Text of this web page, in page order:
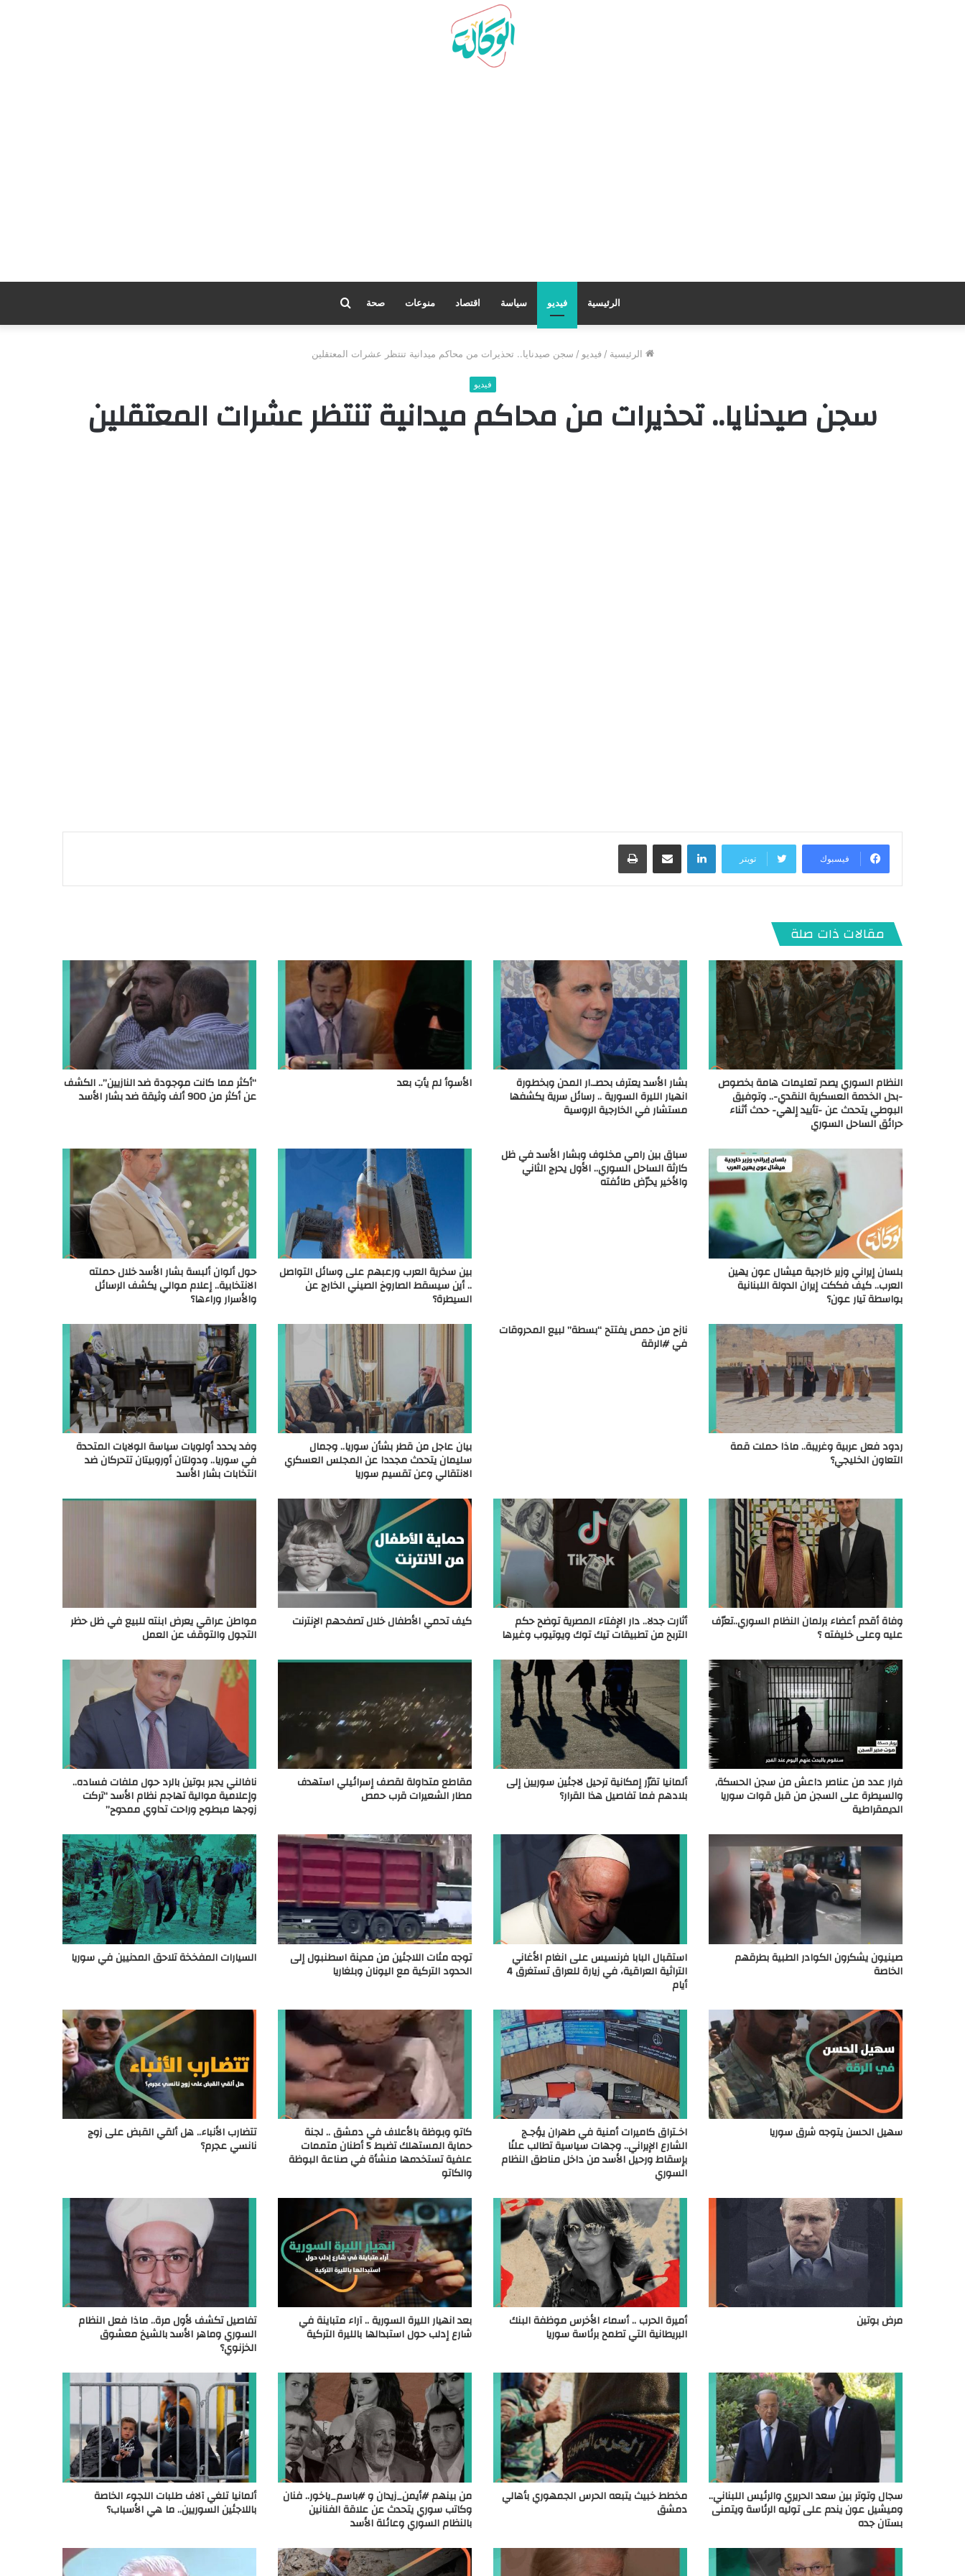
الرئيسية فيديو سياسة اقتصاد منوعات صحة
الرئيسية / فيديو / سجن صيدنايا.. تحذيرات من محاكم ميدانية تنتظر عشرات المعتقلين
فيديو
سجن صيدنايا.. تحذيرات من محاكم ميدانية تنتظر عشرات المعتقلين
فيسبوك تويتر
لينكدإن
مقالات ذات صلة
النظام السوري يصدر تعليمات هامة بخصوص
-بدل الخدمة العسكرية النقدي-.. وتوفيق
البوطي يتحدث عن -تأييد إلهي- حدث أثناء
حرائق الساحل السوري
بشار الأسد يعترف بحصـ.ار المدن وبخطورة
انهيار الليرة السورية .. رسائل سرية يكشفها
مستشار في الخارجية الروسية
الأسوأ لم يأتِ بعد “أكثر مما كانت موجودة ضد النازيين”.. الكشف
عن أكثر من 900 ألف وثيقة ضد بشار الأسد
بلسان إيراني وزير خارجية ميشال عون يهين
العرب.. كيف فككت إيران الدولة اللبنانية
بواسطة تيار عون؟
سباق بين رامي مخلوف وبشار الأسد في ظل
كارثة الساحل السوري.. الأول يحرج الثاني
والأخير يحرّض طائفته
بين سخرية العرب ورعبهم على وسائل التواصل
.. أين سيسقط الصاروخ الصيني الخارج عن
السيطرة؟
حول ألوان ألبسة بشار الأسد خلال حملته
الانتخابية.. إعلام موالي يكشف الرسائل
والأسرار وراءها؟
ردود فعل عربية وغريبة.. ماذا حملت قمة
التعاون الخليجي؟
نازح من حمص يفتتح “بسطة” لبيع المحروقات
في #الرقة
بيان عاجل من قطر بشأن سوريا.. وجمال
سليمان يتحدث مجددا عن المجلس العسكري
الانتقالي وعن تقسيم سوريا
وفد يحدد أولويات سياسة الولايات المتحدة
في سوريا.. ودولتان أوروبيتان تتحركان ضد
انتخابات بشار الأسد
وفاة أقدم أعضاء برلمان النظام السوري..تعرّف
عليه وعلى خليفته ؟
أثارت جدلا.. دار الإفتاء المصرية توضح حكم
التربح من تطبيقات تيك توك ويوتيوب وغيرها
كيف تحمي الأطفال خلال تصفحهم الإنترنت مواطن عراقي يعرض ابنته للبيع في ظل حظر
التجول والتوقف عن العمل
فرار عدد من عناصر داعش من سجن الحسكة,
والسيطرة على السجن من قبل قوات سوريا
الديمقراطية
ألمانيا تقرّر إمكانية ترحيل لاجئين سوريين إلى
بلادهم فما تفاصيل هذا القرار؟
مقاطع متداولة لقصف إسرائيلي استهدف
مطار الشعيرات قرب حمص
نافالني يجبر بوتين بالرد حول ملفات فساده..
وإعلامية موالية تهاجم نظام الأسد “تركت
زوجها مبطوح وراحت تداوي ممدوح”
صينيون يشكرون الكوادر الطبية بطرقهم
الخاصة
استقبال البابا فرنسيس على انغام الأغاني
التراثية العراقية، في زيارة للعراق تستغرق 4
أيام
توجه مئات اللاجئين من مدينة اسطنبول إلى
الحدود التركية مع اليونان وبلغاريا
السيارات المفخخة تلاحق المدنيين في سوريا
سهيل الحسن يتوجه شرق سوريا اخـتراق كاميرات أمنية في طهران يؤجـج
الشارع الإيراني.. وجهات سياسية تطالب علنًا
بإسقاط ورحيل الأسد من داخل مناطق النظام
السوري
كاتو وبوظة بالأعلاف في دمشق .. لجنة
حماية المستهلك تضبط 5 أطنان متممات
علفية تستخدمها منشأة في صناعة البوظة
والكاتو
تتضارب الأنباء.. هل ألقي القبض على زوج
نانسي عجرم؟
مرض بوتين أميرة الحرب .. أسماء الأخرس موظفة البنك
البريطانية التي تطمح برئاسة سوريا
بعد انهيار الليرة السورية .. آراء متباينة في
شارع إدلب حول استبدالها بالليرة التركية
تفاصيل تكشف لأول مرة.. ماذا فعل النظام
السوري وماهر الأسد بالشيخ معشوق
الخزنوي؟
سجال وتوتر بين سعد الحريري والرئيس اللبناني..
وميشيل عون يندم على توليه الرئاسة ويتمنى
بستان جده
مخطط خبيث يتبعه الحرس الجمهوري بأهالي
دمشق
من بينهم #أيمن_زيدان و #باسم_ياخور.. فنان
وكاتب سوري يتحدث عن علاقة الفنانين
بالنظام السوري وعائلة الأسد
ألمانيا تلغي آلاف طلبات اللجوء الخاصة
باللاجئين السوريين.. ما هي الأسباب؟